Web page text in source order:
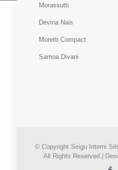
Morassutti
Devina Nais
Moretti Compact
Samoa Divani
© Copyright Sirigu Interni
All Rights Reserved.|